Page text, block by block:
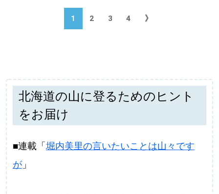
1 2 3 4 》
北海道の山に登るためのヒント
をお届け
■連載「堀内美里の言いたいことは山々です
が」